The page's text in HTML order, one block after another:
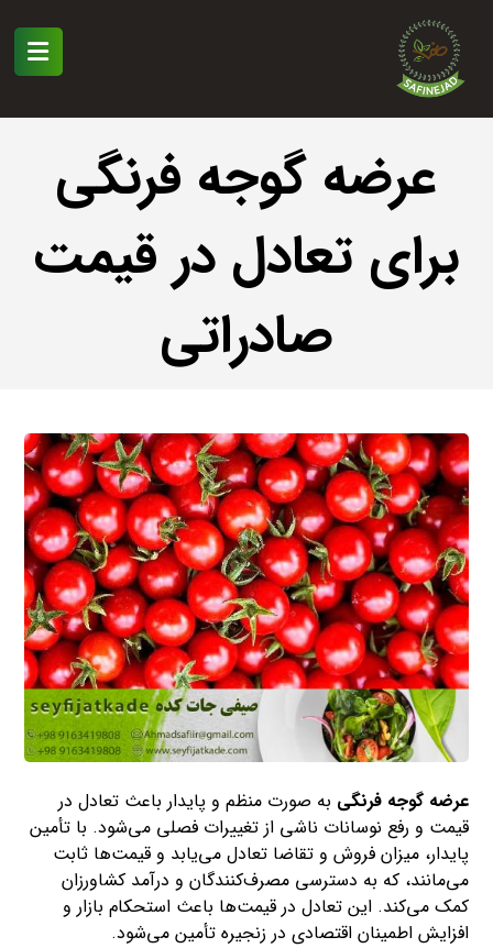
عرضه گوجه فرنگی
برای تعادل در قیمت
صادراتی
عرضه گوجه فرنگی به صورت منظم و پایدار باعث تعادل در
قیمت و رفع نوسانات ناشی از تغییرات فصلی می‌شود. با تأمین
پایدار، میزان فروش و تقاضا تعادل می‌یابد و قیمت‌ها ثابت
می‌مانند، که به دسترسی مصرف‌کنندگان و درآمد کشاورزان
کمک می‌کند. این تعادل در قیمت‌ها باعث استحکام بازار و
افزایش اطمینان اقتصادی در زنجیره تأمین می‌شود.